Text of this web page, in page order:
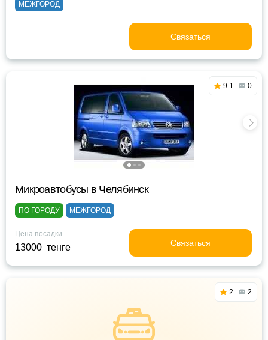
МЕЖГОРОД
Связаться
9.1 0
Микроавтобусы в Челябинск
ПО ГОРОДУ МЕЖГОРОД
Цена посадки
13000 тенге Связаться
2 2